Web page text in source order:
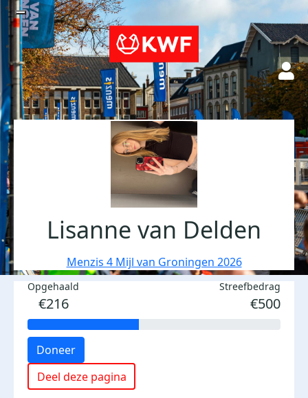
Lisanne van Delden
Menzis 4 Mijl van Groningen 2026
Opgehaald
€216
Streefbedrag
€500
Doneer
Deel deze pagina